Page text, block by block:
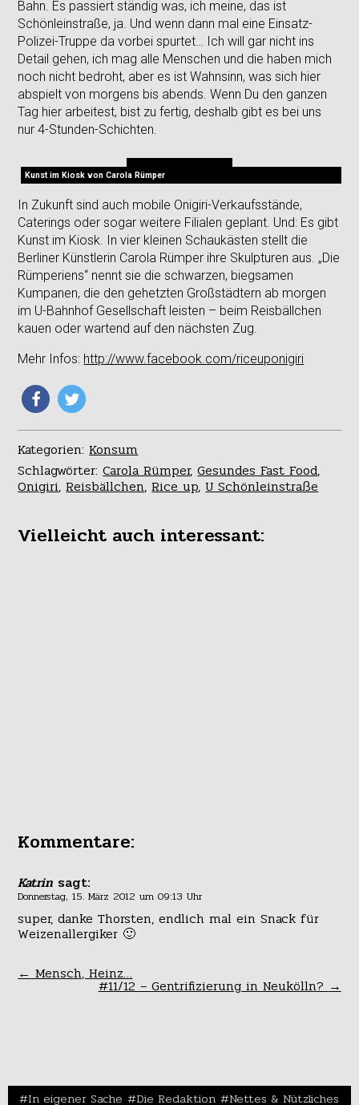
Bahn. Es passiert ständig was, ich meine, das ist
Schönleinstraße, ja. Und wenn dann mal eine Einsatz-
Polizei-Truppe da vorbei spurtet… Ich will gar nicht ins
Detail gehen, ich mag alle Menschen und die haben mich
noch nicht bedroht, aber es ist Wahnsinn, was sich hier
abspielt von morgens bis abends. Wenn Du den ganzen
Tag hier arbeitest, bist zu fertig, deshalb gibt es bei uns
nur 4-Stunden-Schichten.
Kunst im Kiosk von Carola Rümper
In Zukunft sind auch mobile Onigiri-Verkaufsstände,
Caterings oder sogar weitere Filialen geplant. Und: Es gibt
Kunst im Kiosk. In vier kleinen Schaukästen stellt die
Berliner Künstlerin Carola Rümper ihre Skulpturen aus. „Die
Rümperiens“ nennt sie die schwarzen, biegsamen
Kumpanen, die den gehetzten Großstädtern ab morgen
im U-Bahnhof Gesellschaft leisten – beim Reisbällchen
kauen oder wartend auf den nächsten Zug.
Mehr Infos: http://www.facebook.com/riceuponigiri
Kategorien:Konsum
Schlagwörter:Carola Rümper,Gesundes Fast Food,
Onigiri,Reisbällchen,Rice up,U Schönleinstraße
Vielleicht auch interessant:
Kommentare:
Katrin sagt:
Donnerstag, 15. März 2012 um 09:13 Uhr
super, danke Thorsten, endlich mal ein Snack für
Weizenallergiker 🙂
←Mensch, Heinz…
#11/12 – Gentrifizierung in Neukölln?→
In eigener Sache Die Redaktion Nettes & Nützliches